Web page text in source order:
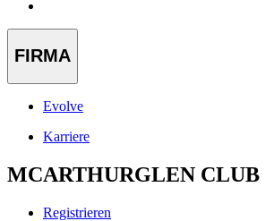
FIRMA
Evolve
Karriere
MCARTHURGLEN CLUB
Registrieren